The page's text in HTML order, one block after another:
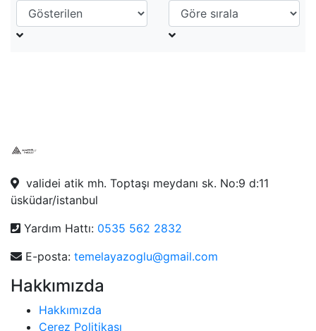
validei atik mh. Toptaşı meydanı sk. No:9 d:11
üsküdar/istanbul
Yardım Hattı: 0535 562 2832
E-posta: temelayazoglu@gmail.com
Hakkımızda
Hakkımızda
Çerez Politikası